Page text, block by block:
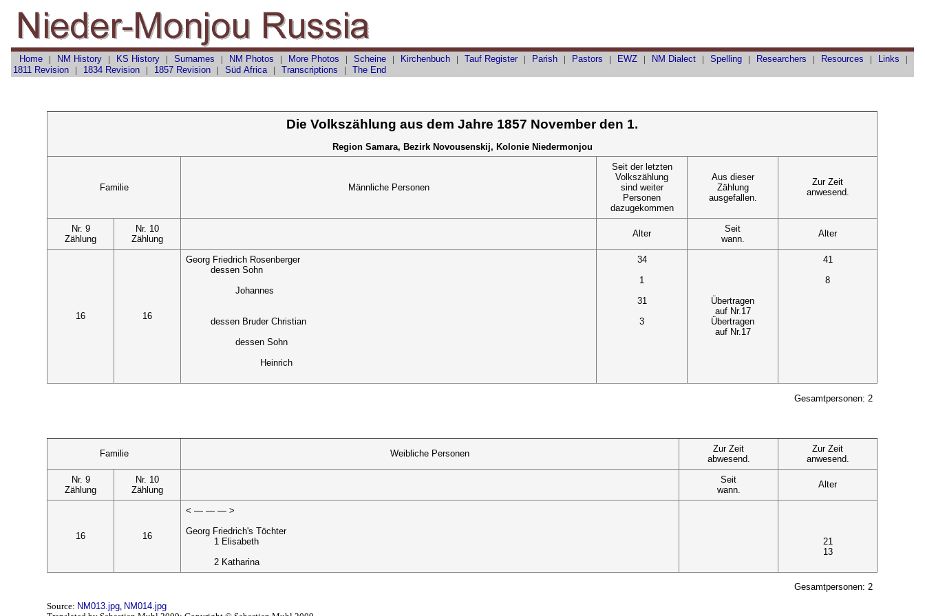
Home| NM History| KS History| Surnames | NM Photos | More Photos | Scheine| Kirchenbuch| TaufRegister| Parish| Pastors | EWZ| NM Dialect| Spelling| Researchers | Resources | Links |
1811 Revision| 1834 Revision| 1857 Revision | Süd Africa| Transcriptions | The End
Die Volkszählung aus dem Jahre 1857 November den 1.
Region Samara, Bezirk Novousenskij, Kolonie Niedermonjou
Familie Männliche Personen
Seit der letzten
Volkszählung
sind weiter
Personen
dazugekommen
Aus dieser
Zählung
ausgefallen.
Zur Zeit
anwesend.
Nr. 9
Zählung
Nr. 10
Zählung
Alter
Seit
wann.
Alter
16 16
Georg Friedrich Rosenberger
dessen Sohn
Johannes
dessen Bruder Christian
dessen Sohn
Heinrich
34
1
31
3
Übertragen
auf Nr.17
Übertragen
auf Nr.17
41
8
Gesamtpersonen: 2
Familie Weibliche Personen
Zur Zeit
abwesend.
Zur Zeit
anwesend.
Nr. 9
Zählung
Nr. 10
Zählung
Seit
wann.
Alter
16 16
< — — — >
Georg Friedrich's Töchter
1 Elisabeth
2 Katharina
21
13
Gesamtpersonen: 2
Source: NM013.jpg, NM014.jpg